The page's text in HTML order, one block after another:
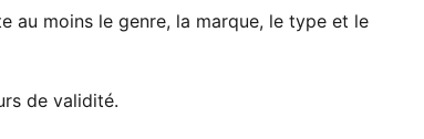
au moins le genre, la marque, le type et le
de validité.